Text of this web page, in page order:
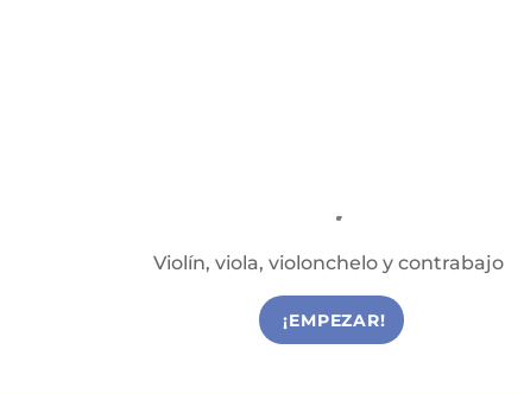
Violín, viola, violonchelo y contrabajo
¡EMPEZAR!